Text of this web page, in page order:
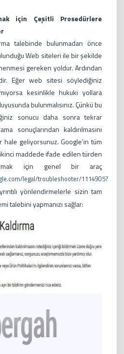
için Çeşitli Prosedürlere
talebinde bulunmadan önce
Web siteleri ile bir şekilde
gereken yoldur. Ardından
Eğer web sitesi söylediğiniz
kesinlikle hukuki yollara
bulunmalısınız. Çünkü bu
sonucu daha sonra tekrar
sonuçlarından kaldırılmasını
geliyorsunuz. Google’ın tüm
maddede ifade edilen türden
için genel bir araç
legal/troubleshooter/1114905?
yönlendirmelerle sizin tam
talebini yapmanızı sağlar: